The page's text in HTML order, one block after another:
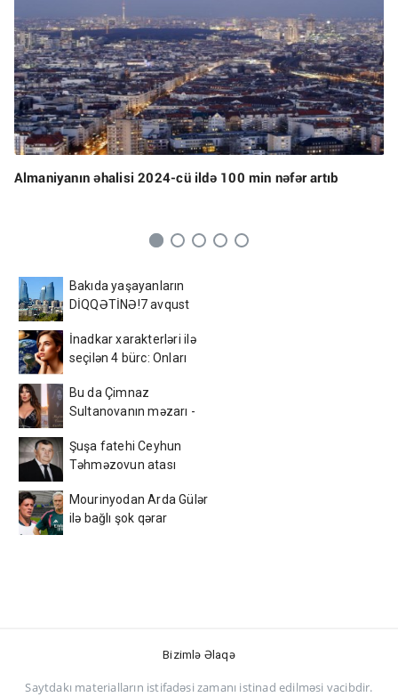
Almaniyanın əhalisi 2024-cü ildə 100 min nəfər artıb
Bakıda yaşayanların
DİQQƏTİNƏ!7 avqust
etibarən...
İnadkar xarakterləri ilə
seçilən 4 bürc: Onları
çətindir
Bu da Çimnaz
Sultanovanın məzarı -
Şuşa fatehi Ceyhun
Təhməzovun atası
Mourinyodan Arda Gülər
ilə bağlı şok qərar
Bizimlə Əlaqə
Saytdakı materialların istifadəsi zamanı istinad edilməsi vacibdir.